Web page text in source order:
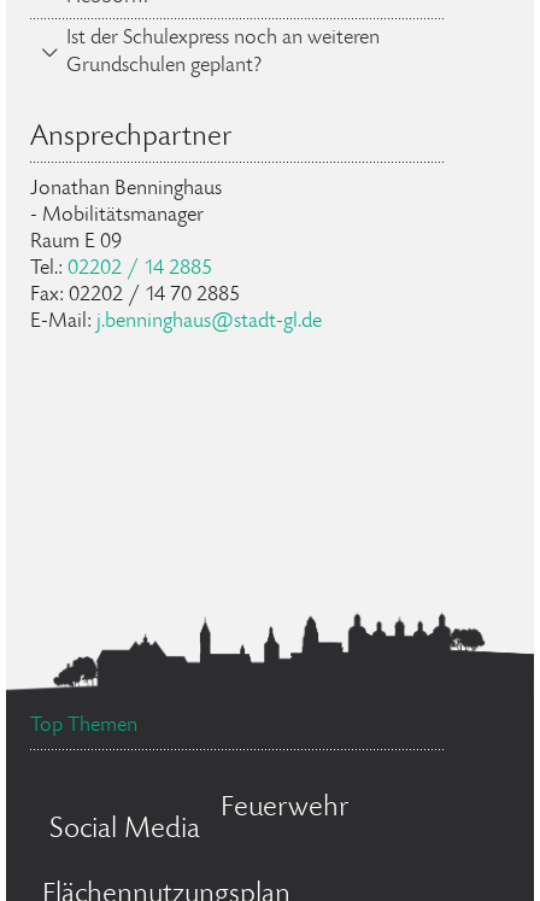
Ist der Schulexpress noch an weiteren
Grundschulen geplant?
Ansprechpartner
Jonathan Benninghaus
- Mobilitätsmanager
Raum E 09
Tel.: 02202 / 14 2885
Fax: 02202 / 14 70 2885
E-Mail: j.benninghaus@stadt-gl.de
Top Themen
Social Media
Feuerwehr